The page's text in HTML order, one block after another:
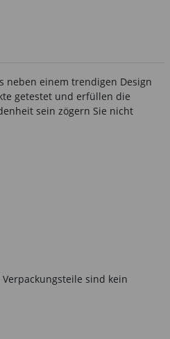
neben einem trendigen Design
getestet und erfüllen die
sein zögern Sie nicht
sind kein